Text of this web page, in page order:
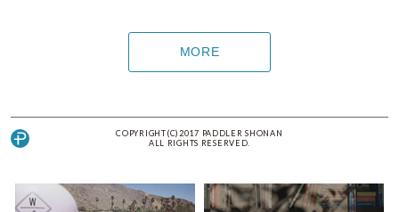
MORE
COPYRIGHT(C)2017 PADDLER SHONAN
ALL RIGHTS RESERVED.